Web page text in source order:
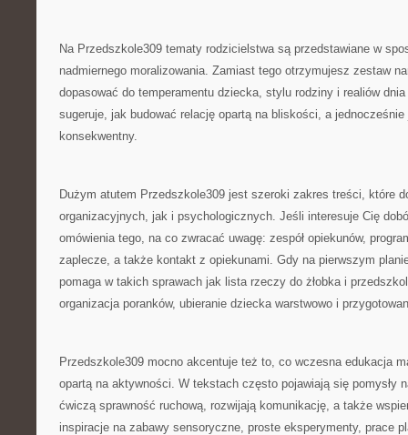
Na Przedszkole309 tematy rodzicielstwa są przedstawiane w
nadmiernego moralizowania. Zamiast tego otrzymujesz zestaw
dopasować do temperamentu dziecka, stylu rodziny i realiów
sugeruje, jak budować relację opartą na bliskości, a
konsekwentny.
Dużym atutem Przedszkole309 jest szeroki zakres treści, które
organizacyjnych, jak i psychologicznych. Jeśli interesuje Cię
omówienia tego, na co zwracać uwagę: zespół opiekunów,
zaplecze, a także kontakt z opiekunami. Gdy na pierwszym
pomaga w takich sprawach jak lista rzeczy do żłobka i
organizacja poranków, ubieranie dziecka warstwowo i
Przedszkole309 mocno akcentuje też to, co wczesna edukacja
opartą na aktywności. W tekstach często pojawiają się pomysły
ćwiczą sprawność ruchową, rozwijają komunikację, a także
inspiracje na zabawy sensoryczne, proste eksperymenty, prace